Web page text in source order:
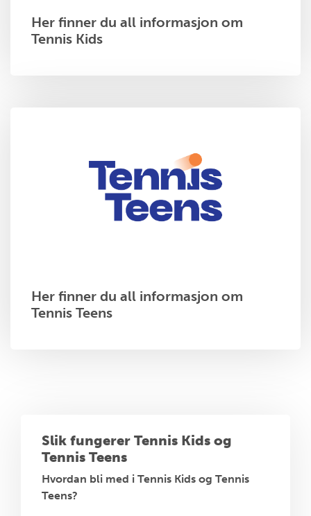
Her finner du all informasjon om
Tennis Kids
Her finner du all informasjon om
Tennis Teens
Slik fungerer Tennis Kids og
Tennis Teens
Hvordan bli med i Tennis Kids og Tennis
Teens?